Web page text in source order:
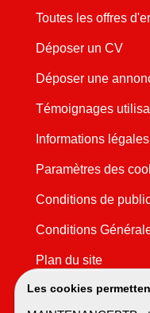
Les cookies
Toutes les offres
Déposer un CV
Déposer une
Témoignages
Informations légales
Paramètres des
Conditions de
Conditions
Plan du site